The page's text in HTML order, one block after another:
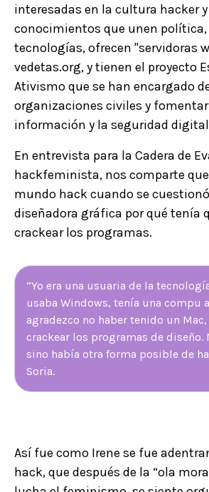
interesadas en la cultura hacker
conocimientos que unen política,
tecnologías, ofrecen "servidoras
vedetas.org, y tienen el proyecto
Ativismo que se han encargado
organizaciones civiles y
información y la seguridad
En entrevista para la Cadera de
hackfeminista, nos comparte
mundo hack cuando se
diseñadora gráfica por qué tenía
crackear los programas.
“Yo era una usuaria de la
usaba Windows, tenía una compu
agradezco no haber tenido un
crackear los programas de diseño.
sino había otra forma posible de
Soria.
Así fue como Irene se fue
hack, que después de la “ola